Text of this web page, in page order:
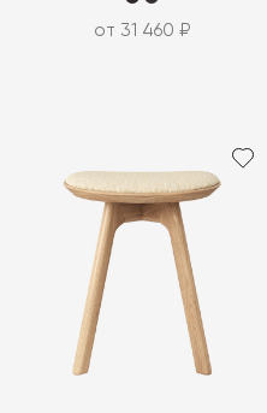
от 31 460 ₽